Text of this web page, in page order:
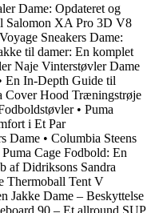
Dame: Opdateret og
Salomon XA Pro 3D V8
Sneakers Dame:
til damer: En komplet
Naje Vinterstøvler Dame
En In-Depth Guide til
Cover Hood Træningstrøje
• Puma
i Et Par
Dame • Columbia Steens
Puma Cage Fodbold: En
af Didriksons Sandra
Thermoball Tent V
Jakke Dame – Beskyttelse
90 – Et allround SUP